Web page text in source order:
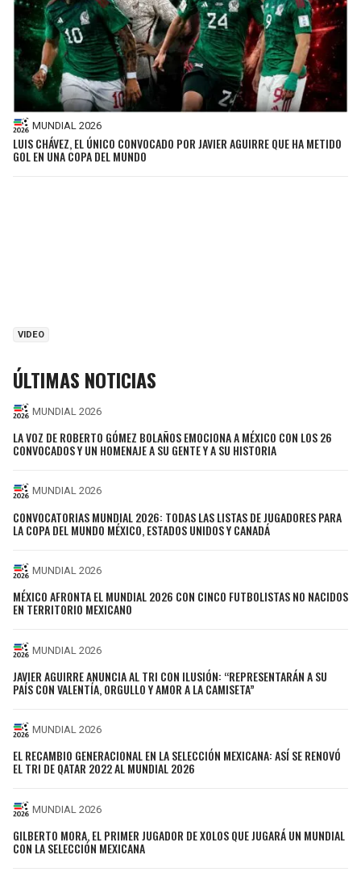
MUNDIAL 2026
LUIS CHÁVEZ, EL ÚNICO CONVOCADO POR JAVIER AGUIRRE QUE HA METIDO
GOL EN UNA COPA DEL MUNDO
VIDEO
ÚLTIMAS NOTICIAS
MUNDIAL 2026
LA VOZ DE ROBERTO GÓMEZ BOLAÑOS EMOCIONA A MÉXICO CON LOS 26
CONVOCADOS Y UN HOMENAJE A SU GENTE Y A SU HISTORIA
MUNDIAL 2026
CONVOCATORIAS MUNDIAL 2026: TODAS LAS LISTAS DE JUGADORES PARA
LA COPA DEL MUNDO MÉXICO, ESTADOS UNIDOS Y CANADÁ
MUNDIAL 2026
MÉXICO AFRONTA EL MUNDIAL 2026 CON CINCO FUTBOLISTAS NO NACIDOS
EN TERRITORIO MEXICANO
MUNDIAL 2026
JAVIER AGUIRRE ANUNCIA AL TRI CON ILUSIÓN: “REPRESENTARÁN A SU
PAÍS CON VALENTÍA, ORGULLO Y AMOR A LA CAMISETA”
MUNDIAL 2026
EL RECAMBIO GENERACIONAL EN LA SELECCIÓN MEXICANA: ASÍ SE RENOVÓ
EL TRI DE QATAR 2022 AL MUNDIAL 2026
MUNDIAL 2026
GILBERTO MORA, EL PRIMER JUGADOR DE XOLOS QUE JUGARÁ UN MUNDIAL
CON LA SELECCIÓN MEXICANA